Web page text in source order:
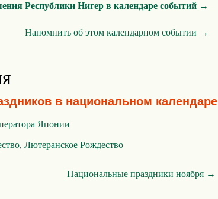
Республики Нигер в календаре событий →
Напомнить об этом календарном событии →
в национальном календаре
Японии
, Лютеранское Рождество
Национальные праздники ноября →